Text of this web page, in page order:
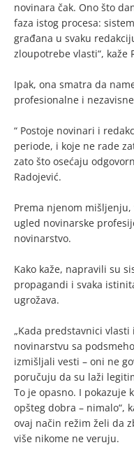
novinara čak. Ono što
faza istog procesa:
građana u svaku
zloupotrebe vlasti“, kaže
Ipak, ona smatra da
profesionalne i
“ Postoje novinari i
periode, i koje ne rade
zato što osećaju
Radojević.
Prema njenom
ugled novinarske
novinarstvo.
Kako kaže, napravili su
propagandi i svaka
ugrožava.
„Kada predstavnici
novinarstvu sa
izmišljali vesti – oni ne
poručuju da su laži
To je opasno. I pokazuje
opšteg dobra – nimalo“,
ovaj način režim želi da
više nikome ne veruju.